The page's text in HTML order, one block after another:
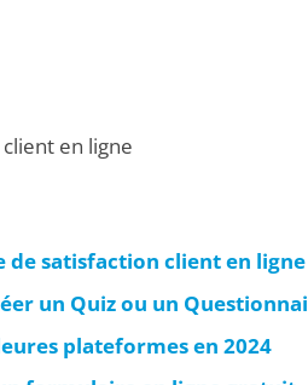
en ligne
satisfaction client en ligne
un Quiz ou un
plateformes en 2024